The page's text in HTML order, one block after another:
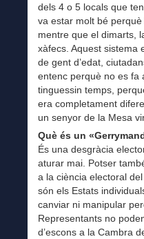
dels 4 o 5 locals que
va estar molt bé
mentre que el dimarts,
xàfecs. Aquest sistema
de gent d’edat,
entenc perquè no es fa
tinguessin temps,
era completament
un senyor de la Mesa
Què és un
És una desgràcia
aturar mai. Potser
a la ciència electoral
són els Estats
canviar ni manipular
Representants no
d’escons a la Cambra